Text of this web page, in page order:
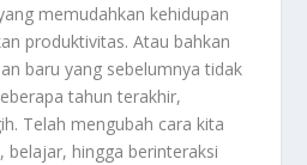
memudahkan kehidupan
produktivitas. Atau bahkan
baru yang sebelumnya tidak
tahun terakhir,
Telah mengubah cara kita
belajar, hingga berinteraksi